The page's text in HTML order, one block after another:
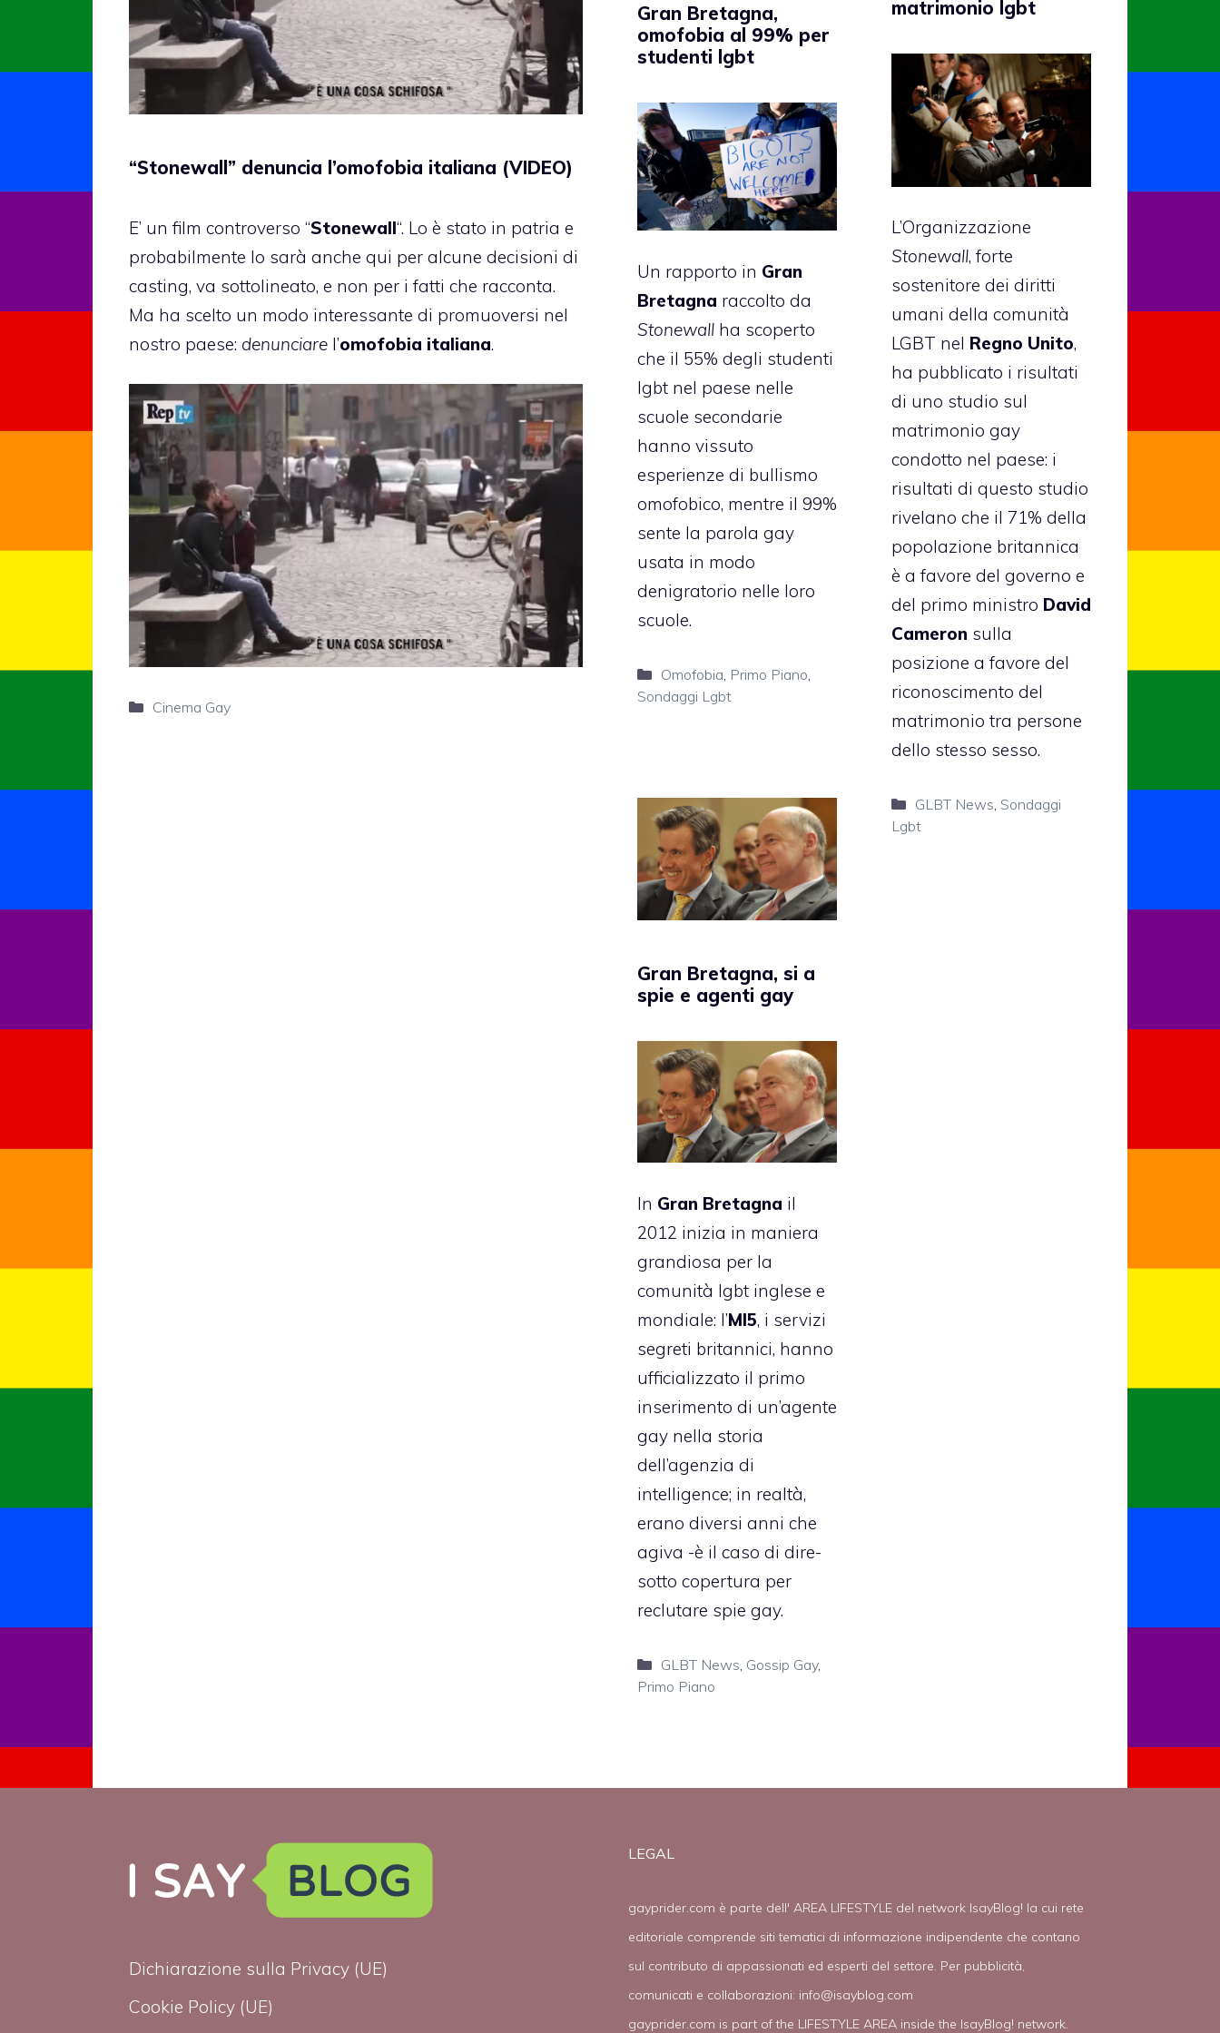
“Stonewall” denuncia l’omofobia italiana (VIDEO)
E’ un film controverso “Stonewall“. Lo è stato in patria e
probabilmente lo sarà anche qui per alcune decisioni di
casting, va sottolineato, e non per i fatti che racconta.
Ma ha scelto un modo interessante di promuoversi nel
nostro paese: denunciare l’omofobia italiana.
Categorie
Cinema Gay
Gran Bretagna,
omofobia al 99% per
studenti lgbt
Un rapporto in Gran
Bretagna raccolto da
Stonewall ha scoperto
che il 55% degli studenti
lgbt nel paese nelle
scuole secondarie
hanno vissuto
esperienze di bullismo
omofobico, mentre il 99%
sente la parola gay
usata in modo
denigratorio nelle loro
scuole.
Categorie
Omofobia, Primo Piano,
Sondaggi Lgbt
matrimonio lgbt
L’Organizzazione
Stonewall, forte
sostenitore dei diritti
umani della comunità
LGBT nel Regno Unito,
ha pubblicato i risultati
di uno studio sul
matrimonio gay
condotto nel paese: i
risultati di questo studio
rivelano che il 71% della
popolazione britannica
è a favore del governo e
del primo ministro David
Cameron sulla
posizione a favore del
riconoscimento del
matrimonio tra persone
dello stesso sesso.
Categorie
GLBT News, Sondaggi
Lgbt
Gran Bretagna, si a
spie e agenti gay
In Gran Bretagna il
2012 inizia in maniera
grandiosa per la
comunità lgbt inglese e
mondiale: l’MI5, i servizi
segreti britannici, hanno
ufficializzato il primo
inserimento di un’agente
gay nella storia
dell’agenzia di
intelligence; in realtà,
erano diversi anni che
agiva -è il caso di dire-
sotto copertura per
reclutare spie gay.
Categorie
GLBT News, Gossip Gay,
Primo Piano
Dichiarazione sulla Privacy (UE)
Cookie Policy (UE)
LEGAL
gayprider.com è parte dell' AREA LIFESTYLE del network IsayBlog! la cui rete
editoriale comprende siti tematici di informazione indipendente che contano
sul contributo di appassionati ed esperti del settore. Per pubblicità,
comunicati e collaborazioni: info@isayblog.com
gayprider.com is part of the LIFESTYLE AREA inside the IsayBlog! network.